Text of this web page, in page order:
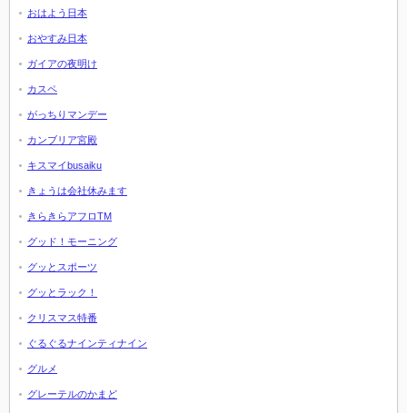
おはよう日本
おやすみ日本
ガイアの夜明け
カスペ
がっちりマンデー
カンブリア宮殿
キスマイbusaiku
きょうは会社休みます
きらきらアフロTM
グッド！モーニング
グッとスポーツ
グッとラック！
クリスマス特番
ぐるぐるナインティナイン
グルメ
グレーテルのかまど